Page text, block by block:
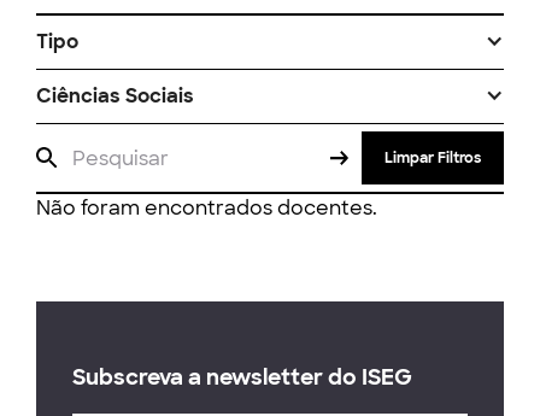
Tipo
Ciências Sociais
Limpar Filtros
Não foram encontrados docentes.
Subscreva a newsletter do ISEG